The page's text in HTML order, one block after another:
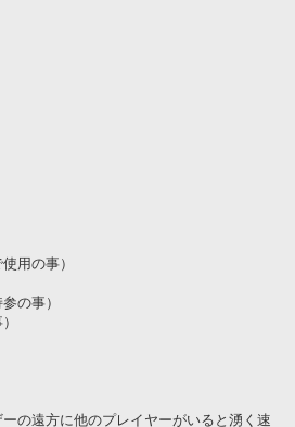
用の事）
の事）
の遠方に他のプレイヤーがいると湧く速